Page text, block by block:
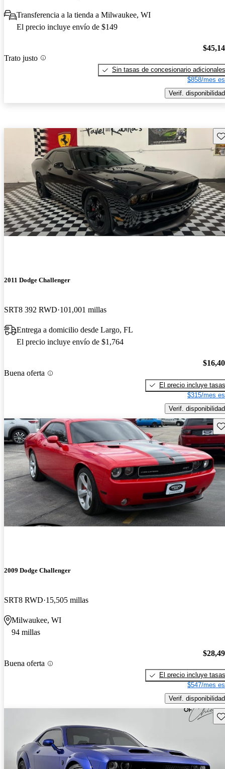
Transferencia a la tienda a Milwaukee, WI
El precio incluye envío de $149
Trato justo
Sin tasas de concesionario adicionales
$858/mes
Verif. disponibilidad
2011 Dodge Challenger
SRT8 392 RWD 101,001 millas
Entrega a domicilio desde Largo, FL
El precio incluye envío de $1,764
Buena oferta
El precio incluye tasas
$315/mes
Verif. disponibilidad
2009 Dodge Challenger
SRT8 RWD 15,505 millas
Milwaukee, WI
94 millas
Buena oferta
El precio incluye tasas
$547/mes
Verif. disponibilidad